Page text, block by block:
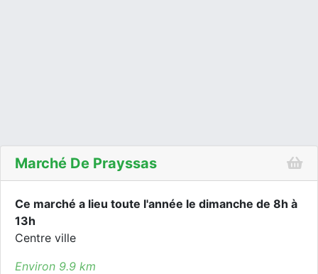
Marché De Prayssas
Ce marché a lieu toute l'année le dimanche de 8h à
13h
Centre ville
Environ 9.9 km